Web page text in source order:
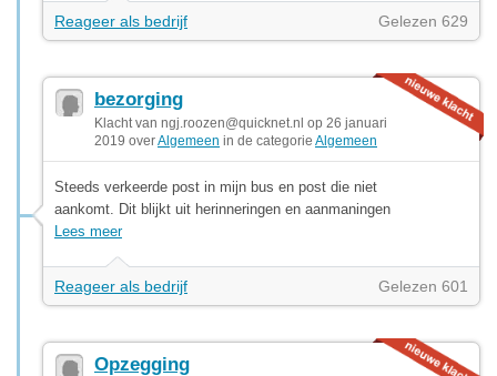
Reageer als bedrijf Gelezen 629
bezorging
Klacht van ngj.roozen@quicknet.nl op 26 januari
2019 overAlgemeen in de categorie Algemeen
Steeds verkeerde post in mijn bus en post die niet
aankomt. Dit blijkt uit herinneringen en aanmaningen
Lees meer
Reageer als bedrijf Gelezen 601
Opzegging